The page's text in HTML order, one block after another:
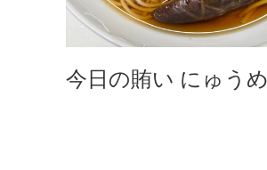
今日の賄い にゅう